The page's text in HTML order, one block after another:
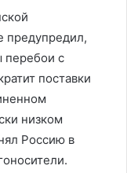
предупредил,
перебои с
поставки
низком
Россию в